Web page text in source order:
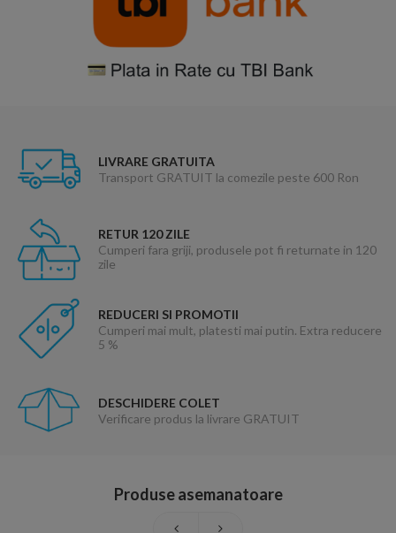
LIVRARE GRATUITA
Transport GRATUIT la comezile peste 600 Ron
RETUR 120 ZILE
Cumperi fara griji, produsele pot fi returnate in 120
zile
REDUCERI SI PROMOTII
Cumperi mai mult, platesti mai putin. Extra reducere
5 %
DESCHIDERE COLET
Verificare produs la livrare GRATUIT
Produse asemanatoare